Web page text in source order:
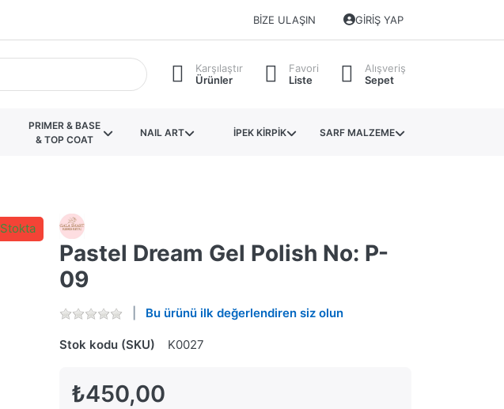
BIZE ULAŞIN GIRIŞ YAP
Karşılaştır
Ürünler
Favori
Liste
Alışveriş
Sepet
PRIMER & BASE
& TOP COAT
NAIL ART İPEK KİRPİK SARF MALZEME
Pastel Dream Gel Polish No: P-
09
Bu ürünü ilk değerlendiren siz olun
Stok kodu (SKU) K0027
₺450,00
Stokta